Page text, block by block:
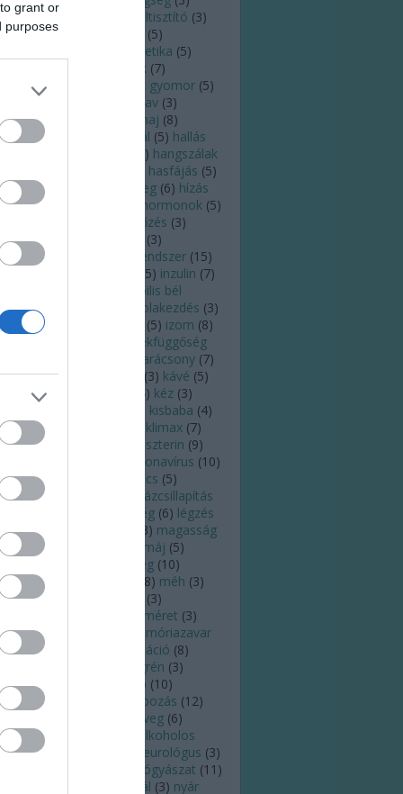
grant or
purposes
(5 fültisztító (3)
(3) fülzúgás (5)
genetika (5)
gyerek (7)
gyomor (5)
gyomorsav (3)
haj (8)
( halál (5) hallás
) hangszálak
hasfájás (5)
hideg (6) hízás
) hőguta hormonok (5)
HPV-fertőzés (3)
fertőzés
(3)
immunrendszer (15)
5) inzulin (7)
irritábilis bél
iskolakezdés (3)
5) ( (5) izom (8)
játékfüggőség
karácsony (7)
(6 (3) kávé (5)
4) kéz (3)
kisbaba (4)
( klimax (7)
(4) koleszterin (9)
koronavírus (10)
kullancs (5)
7)
lázcsillapítás
légúti betegség (6) légzés
leszokás 3) magasság
magas vérnyomás máj (5)
meddőség (10)
8) méh (3)
(3)
mellméret (3)
(4
memóriazavar
menopauza menstruáció (8)
migrén (3)
(4 nap (10)
7 napozás (12)
napszemüveg (6)
4)
nem alkoholos
(3) neurológus (3)
nőgyógyászat (11 )
nyál (3) nyár